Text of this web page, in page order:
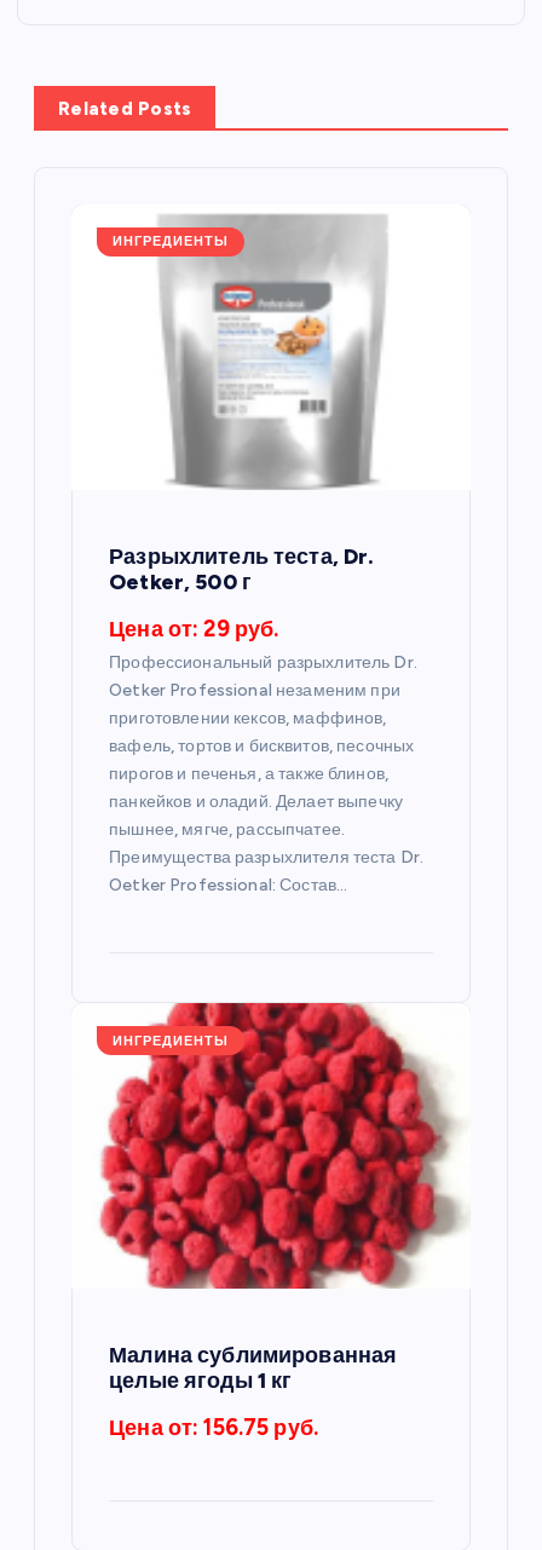
а
ц
Related Posts
ИНГРЕДИЕНТЫ
Разрыхлитель теста, Dr.
Oetker, 500 г
Цена от: 29 руб.
Профессиональный разрыхлитель Dr.
Oetker Professional незаменим при
приготовлении кексов, маффинов,
вафель, тортов и бисквитов, песочных
пирогов и печенья, а также блинов,
панкейков и оладий. Делает выпечку
пышнее, мягче, рассыпчатее.
Преимущества разрыхлителя теста Dr.
Oetker Professional: Состав…
ИНГРЕДИЕНТЫ
Малина сублимированная
целые ягоды 1 кг
Цена от: 156.75 руб.